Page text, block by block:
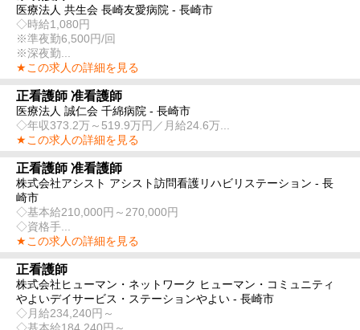
医療法人 共生会 長崎友愛病院 - 長崎市
◇時給1,080円
※準夜勤6,500円/回
※深夜勤...
★この求人の詳細を見る
正看護師 准看護師
医療法人 誠仁会 千綿病院 - 長崎市
◇年収373.2万～519.9万円／月給24.6万...
★この求人の詳細を見る
正看護師 准看護師
株式会社アシスト アシスト訪問看護リハビリステーション - 長
崎市
◇基本給210,000円～270,000円
◇資格手...
★この求人の詳細を見る
正看護師
株式会社ヒューマン・ネットワーク ヒューマン・コミュニティ
やよいデイサービス・ステーションやよい - 長崎市
◇月給234,240円～